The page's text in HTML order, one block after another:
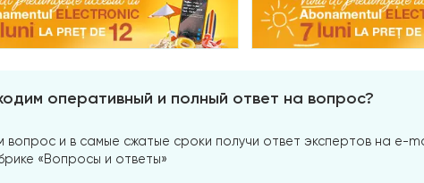
оперативный и полный ответ на вопрос?
вопрос и в самые сжатые сроки получи ответ экспертов на e-
«Вопросы и ответы»